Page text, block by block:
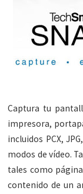
Captura tu
impresora,
incluidos PCX,
modos de vídeo.
tales como
contenido de un